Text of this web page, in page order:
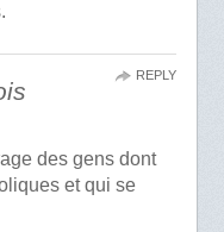
des gens dont
et qui se
REPLY